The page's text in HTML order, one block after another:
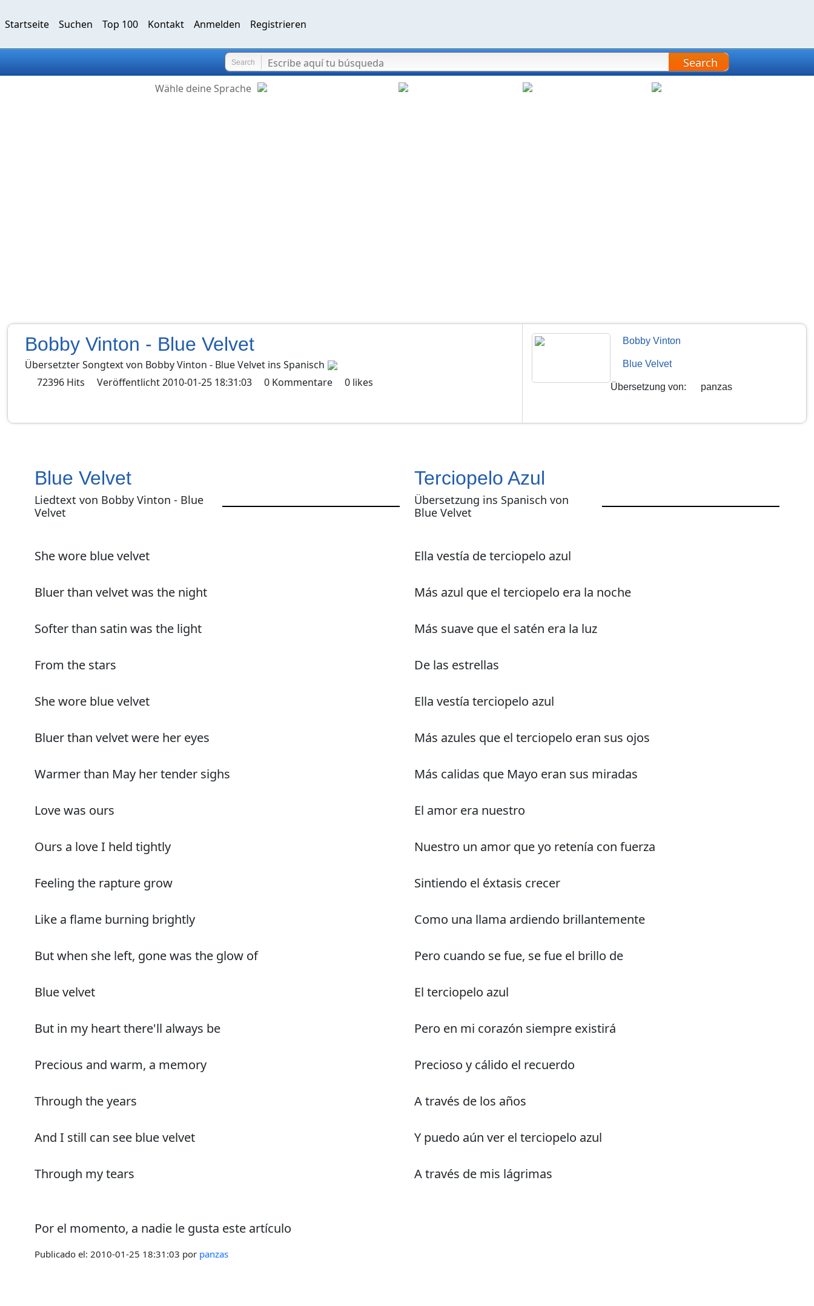
Startseite Suchen Top 100 Kontakt Anmelden Registrieren
Search Search
Wähle deine Sprache
Bobby Vinton - Blue Velvet
Übersetzter Songtext von Bobby Vinton - Blue Velvet ins Spanisch
72396 Hits Veröffentlicht2010-01-25 18:31:03 0 Kommentare 0 likes
Bobby Vinton
Blue Velvet
Übersetzung von: panzas
Blue Velvet
Liedtext von Bobby Vinton - Blue
Velvet
She wore blue velvet
Bluer than velvet was the night
Softer than satin was the light
From the stars
She wore blue velvet
Bluer than velvet were her eyes
Warmer than May her tender sighs
Love was ours
Ours a love I held tightly
Feeling the rapture grow
Like a flame burning brightly
But when she left, gone was the glow of
Blue velvet
But in my heart there'll always be
Precious and warm, a memory
Through the years
And I still can see blue velvet
Through my tears
Por el momento, a nadie le gusta este artículo
Publicado el: 2010-01-25 18:31:03 por panzas
Terciopelo Azul
Übersetzung ins Spanisch von
Blue Velvet
Ella vestía de terciopelo azul
Más azul que el terciopelo era la noche
Más suave que el satén era la luz
De las estrellas
Ella vestía terciopelo azul
Más azules que el terciopelo eran sus ojos
Más calidas que Mayo eran sus miradas
El amor era nuestro
Nuestro un amor que yo retenía con fuerza
Sintiendo el éxtasis crecer
Como una llama ardiendo brillantemente
Pero cuando se fue, se fue el brillo de
El terciopelo azul
Pero en mi corazón siempre existirá
Precioso y cálido el recuerdo
A través de los años
Y puedo aún ver el terciopelo azul
A través de mis lágrimas